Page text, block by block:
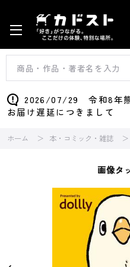
2026/07/29 令和8年熊
お届け遅延につきまして
ホーム 本・コミック・雑誌
画像タ